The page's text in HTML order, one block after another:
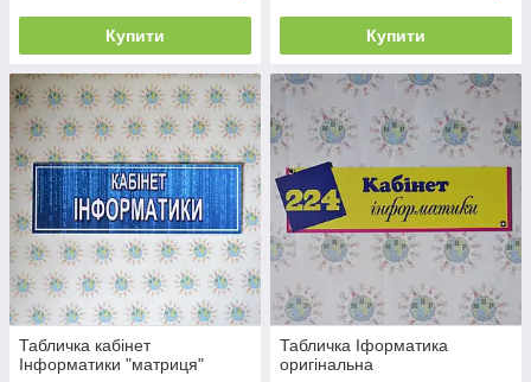
Купити Купити
Табличка кабінет
Інформатики "матриця"
Табличка Іформатика
оригінальна